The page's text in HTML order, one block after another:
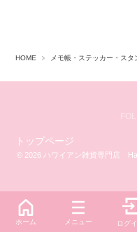
HOME メモ帳・ステッカー・スタ
トップページ
© 2026 ハワイアン雑貨専門店
ホーム メニュー ログ